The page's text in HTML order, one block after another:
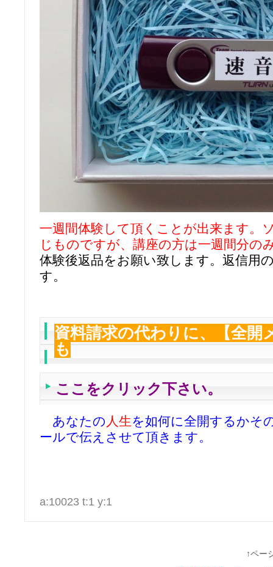
一週間体験して頂くことが出来ます。
じものですが、講座の方は一週間分の
体験後返品をお願い致します。返信用
す。
資料請求の代わりに、【全開
も
ここをクリック下さい。
あなたの 人生を如何に全開するかそ
ールで伝えさせて頂きます。
a:10023 t:1 y:1
↑ペー